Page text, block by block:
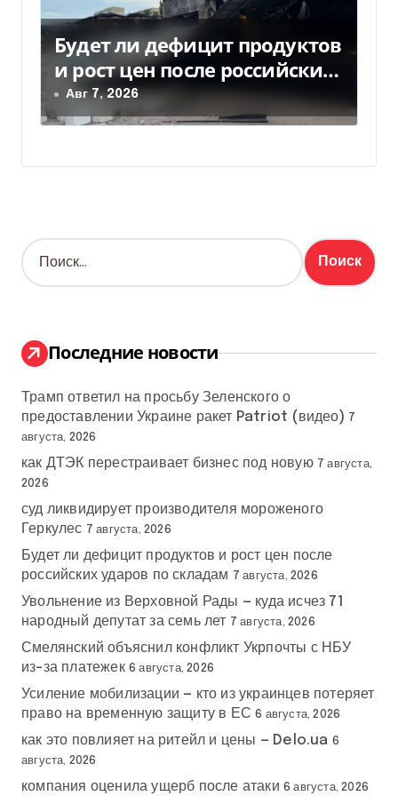
Будет ли дефицит продуктов
и рост цен после российских
ударов по складам
Авг 7, 2026
Н
а
:
Последние новости
Трамп ответил на просьбу Зеленского о
предоставлении Украине ракет Patriot (видео) 7
августа, 2026
как ДТЭК перестраивает бизнес под новую 7 августа,
2026
суд ликвидирует производителя мороженого
Геркулес 7 августа, 2026
Будет ли дефицит продуктов и рост цен после
российских ударов по складам 7 августа, 2026
Увольнение из Верховной Рады — куда исчез 71
народный депутат за семь лет 7 августа, 2026
Смелянский объяснил конфликт Укрпочты с НБУ
из-за платежек 6 августа, 2026
Усиление мобилизации — кто из украинцев потеряет
право на временную защиту в ЕС 6 августа, 2026
как это повлияет на ритейл и цены — Delo.ua 6
августа, 2026
компания оценила ущерб после атаки 6 августа, 2026